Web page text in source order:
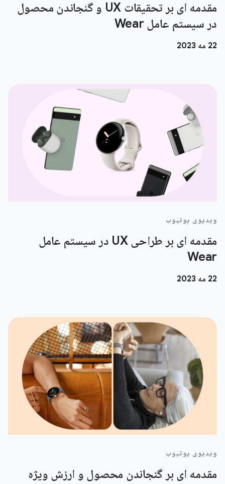
مقدمه ای بر تحقیقات UX و گنجاندن محصول
در سیستم عامل Wear
22 مه 2023
ویدیوی یوتیوب
مقدمه ای بر طراحی UX در سیستم عامل
Wear
22 مه 2023
ویدیوی یوتیوب
مقدمه ای بر گنجاندن محصول و ارزش ویژه